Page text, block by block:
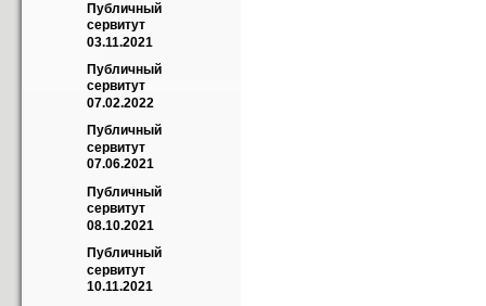
Публичный
сервитут
03.11.2021
Публичный
сервитут
07.02.2022
Публичный
сервитут
07.06.2021
Публичный
сервитут
08.10.2021
Публичный
сервитут
10.11.2021